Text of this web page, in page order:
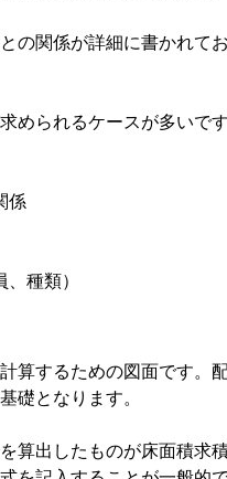
の関係が詳細に書かれて
められるケースが多いです
係
種類）
算するための図面です。
礎となります。
算出したものが床面積求